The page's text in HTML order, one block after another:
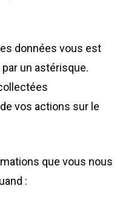
données vous est
un astérisque.
vos actions sur le
que vous nous
: